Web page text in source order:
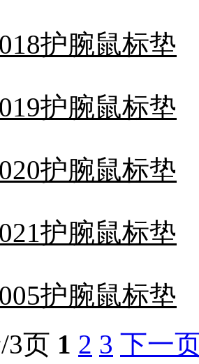
护腕鼠标垫
护腕鼠标垫
护腕鼠标垫
护腕鼠标垫
护腕鼠标垫
3页 1 2 3 下一